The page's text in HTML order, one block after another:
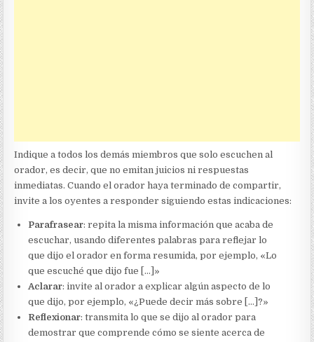
Indique a todos los demás miembros que solo escuchen al
orador, es decir, que no emitan juicios ni respuestas
inmediatas. Cuando el orador haya terminado de compartir,
invite a los oyentes a responder siguiendo estas indicaciones:
Parafrasear: repita la misma información que acaba de
escuchar, usando diferentes palabras para reflejar lo
que dijo el orador en forma resumida, por ejemplo, «Lo
que escuché que dijo fue […]»
Aclarar: invite al orador a explicar algún aspecto de lo
que dijo, por ejemplo, «¿Puede decir más sobre […]?»
Reflexionar: transmita lo que se dijo al orador para
demostrar que comprende cómo se siente acerca de